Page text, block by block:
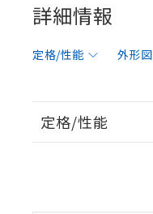
詳細情報
定格/性能 外形図
定格/性能